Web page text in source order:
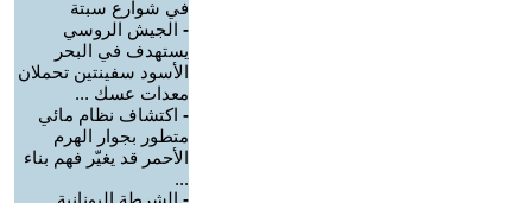
في شوارع سبتة
- الجيش الروسي
يستهدف في البحر
الأسود سفينتين تحملان
معدات عسك ...
- اكتشاف نظام مائي
متطور بجوار الهرم
الأحمر قد يغيّر فهم بناء
...
- الشرطة اليونانية